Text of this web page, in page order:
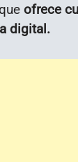
ofrece
digital.